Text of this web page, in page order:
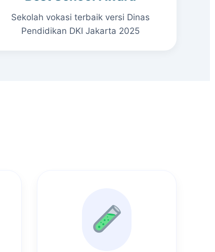
Sekolah vokasi terbaik versi Dinas
Pendidikan DKI Jakarta 2025